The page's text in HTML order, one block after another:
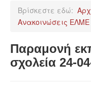
Η ΕΛΜΕ
Χρήσιμα
Βρίσκεστε εδώ:
Ανακοινώσεις ΕΛΜΕ
Παραμονή
σχολεία 24-